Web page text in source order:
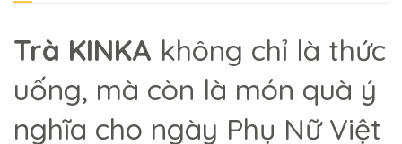
Trà KINKA không chỉ là thức
uống, mà còn là món quà ý
nghĩa cho ngày Phụ Nữ Việt